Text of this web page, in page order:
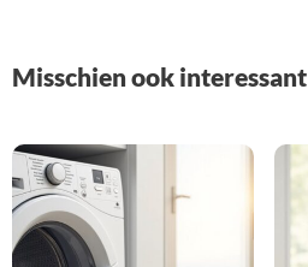
Misschien ook interessant